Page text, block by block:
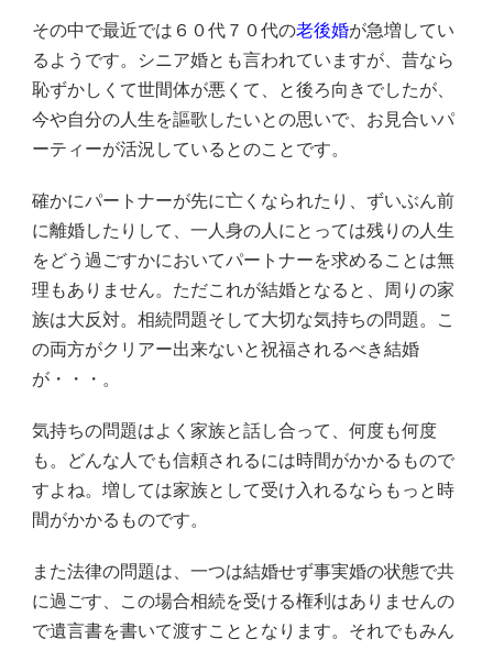
その中で最近では６０代７０代の老後婚が急増してい
るようです。シニア婚とも言われていますが、昔なら
恥ずかしくて世間体が悪くて、と後ろ向きでしたが、
今や自分の人生を謳歌したいとの思いで、お見合いパ
ーティーが活況しているとのことです。
確かにパートナーが先に亡くなられたり、ずいぶん前
に離婚したりして、一人身の人にとっては残りの人生
をどう過ごすかにおいてパートナーを求めることは無
理もありません。ただこれが結婚となると、周りの家
族は大反対。相続問題そして大切な気持ちの問題。こ
の両方がクリアー出来ないと祝福されるべき結婚
が・・・。
気持ちの問題はよく家族と話し合って、何度も何度
も。どんな人でも信頼されるには時間がかかるもので
すよね。増しては家族として受け入れるならもっと時
間がかかるものです。
また法律の問題は、一つは結婚せず事実婚の状態で共
に過ごす、この場合相続を受ける権利はありませんの
で遺言書を書いて渡すこととなります。それでもみん